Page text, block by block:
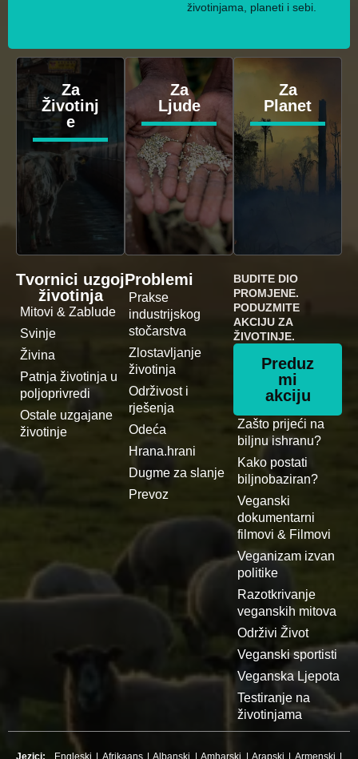
životinjama, planeti i sebi.
Za
Životinj
e
Za
Ljude
Za
Planet
Tvornici uzgoj
životinja
Mitovi & Zablude
Svinje
Živina
Patnja životinja u
poljoprivredi
Ostale uzgajane
životinje
Problemi
Prakse
industrijskog
stočarstva
Zlostavljanje
životinja
Održivost i
rješenja
Odeća
Hrana.hrani
Dugme za slanje
Prevoz
BUDITE DIO
PROMJENE.
PODUZMITE
AKCIJU ZA
ŽIVOTINJE.
Preduz
mi
akciju
Zašto prijeći na
biljnu ishranu?
Kako postati
biljnobaziran?
Veganski
dokumentarni
filmovi & Filmovi
Veganizam izvan
politike
Razotkrivanje
veganskih mitova
Održivi Život
Veganski sportisti
Veganska Ljepota
Testiranje na
životinjama
Jezici: Engleski Afrikaans|Albanski |Amharski Arapski Armenski